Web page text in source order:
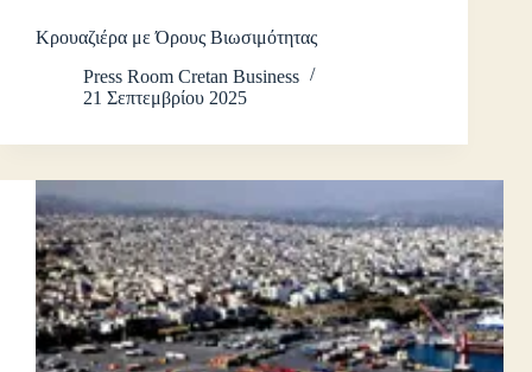
Κρουαζιέρα με Όρους Βιωσιμότητας
Press Room Cretan Business
21 Σεπτεμβρίου 2025